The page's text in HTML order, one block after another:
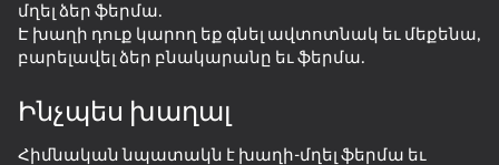
ԽԱՂԱԼ
Escape from the Laser Fast and Thick
34
Cookie Clicker
մղել ձեր ֆերմա.
Է խաղի դուք կարող եք գնել ավտոտնակ եւ մեքենա,
բարելավել ձեր բնակարանը եւ ֆերմա.
Ինչպես խաղալ
Հիմնական նպատակն է խաղի-մղել ֆերմա եւ